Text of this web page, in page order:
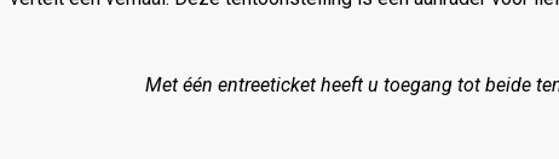
Met één entreeticket heeft u toegang tot beide